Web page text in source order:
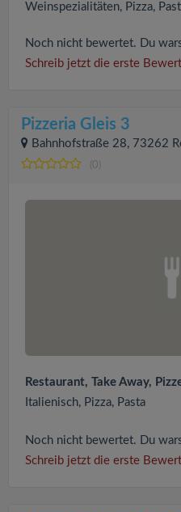
Weinspezialitäten, Pizza,
Noch nicht bewertet. Du
Schreib jetzt die erste
Pizzeria Gleis 3
Bahnhofstraße 28, 73262
(0)
Restaurant, Take Away,
Italienisch, Pizza, Pasta
Noch nicht bewertet. Du
Schreib jetzt die erste